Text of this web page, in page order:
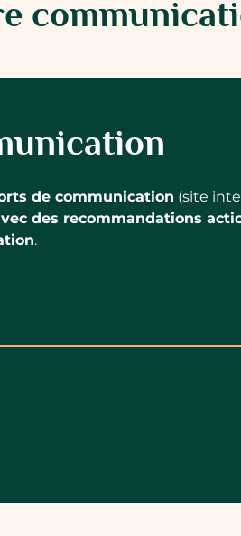
de communication (site
des recommandations
.